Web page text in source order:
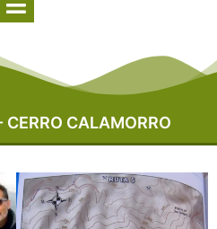
CERRO CALAMORRO